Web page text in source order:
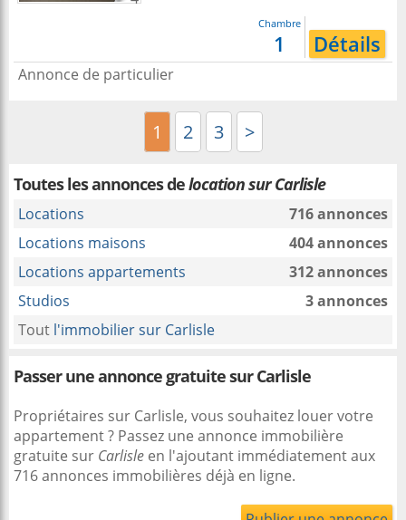
Chambre
1 Détails
Annonce de particulier
1 2 3 >
Toutes les annonces delocation sur Carlisle
Locations
716 annonces
Locations maisons
404 annonces
Locations appartements
312 annonces
Studios
3 annonces
Tout l'immobilier sur Carlisle
Passer une annonce gratuite sur Carlisle
Propriétaires sur Carlisle, vous souhaitez louer votre
appartement ? Passez une annonce immobilière
gratuite sur Carlisle en l'ajoutant immédiatement aux
716 annonces immobilières déjà en ligne.